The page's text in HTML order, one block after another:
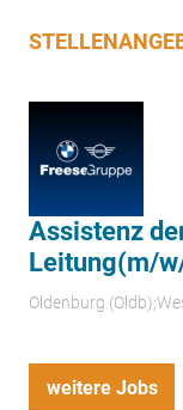
Assistenz
Leitung(m/
Oldenburg
weitere Jobs